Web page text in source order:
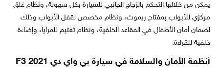
يمكن من خلالها التحكم بالزجاج الجانبي للسيارة بكل سهولة، ونظام غلق
مركزي للأبواب بمفتاح ريموت، ونظام مخصص لقفل الأبواب وذلك
لضمان أمان الأطفال في المقاعد الخلفية، ونظام تعتيم للمرايا، وإضاءة
خلفية للقراءة.
أنظمة الأمان والسلامة في سيارة بي واي دي F3 2021